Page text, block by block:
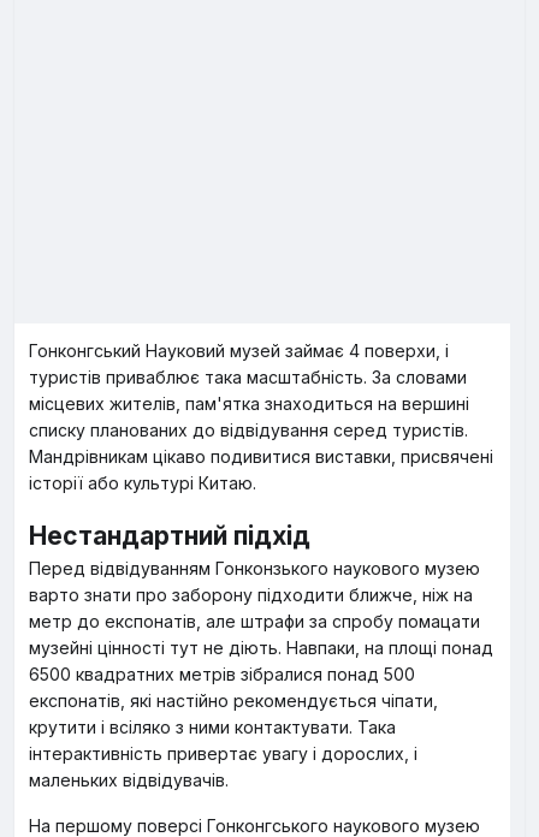
Гонконгський Науковий музей займає 4 поверхи, і
туристів приваблює така масштабність. За словами
місцевих жителів, пам'ятка знаходиться на вершині
списку планованих до відвідування серед туристів.
Мандрівникам цікаво подивитися виставки, присвячені
історії або культурі Китаю.
Нестандартний підхід
Перед відвідуванням Гонконзького наукового музею
варто знати про заборону підходити ближче, ніж на
метр до експонатів, але штрафи за спробу помацати
музейні цінності тут не діють. Навпаки, на площі понад
6500 квадратних метрів зібралися понад 500
експонатів, які настійно рекомендується чіпати,
крутити і всіляко з ними контактувати. Така
інтерактивність привертає увагу і дорослих, і
маленьких відвідувачів.
На першому поверсі Гонконгського наукового музею